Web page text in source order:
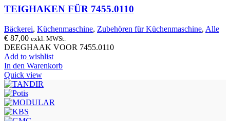
TEIGHAKEN FÜR 7455.0110
Bäckerei, Küchenmaschine, Zubehören für Küchenmaschine, Alle
€ 87,00 exkl. MWSt.
DEEGHAAK VOOR 7455.0110
Add to wishlist
In den Warenkorb
Quick view